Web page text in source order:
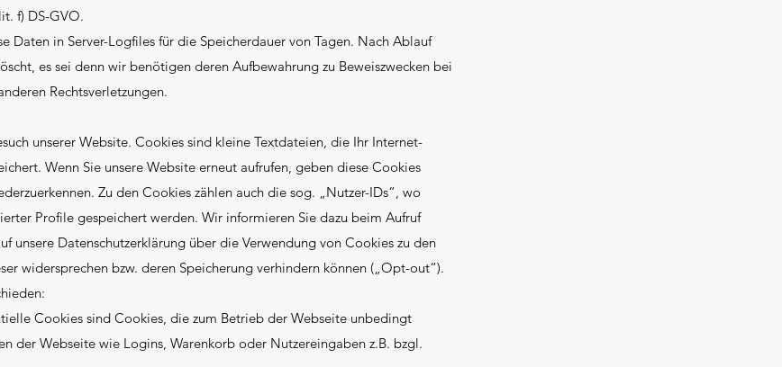
f) DS-GVO.
Daten in Server-Logfiles für die Speicherdauer von Tagen. Nach Ablauf
es sei denn wir benötigen deren Aufbewahrung zu Beweiszwecken bei
Rechtsverletzungen.
unserer Website. Cookies sind kleine Textdateien, die Ihr Internet-
Wenn Sie unsere Website erneut aufrufen, geben diese Cookies
Zu den Cookies zählen auch die sog. „Nutzer-IDs“, wo
Profile gespeichert werden. Wir informieren Sie dazu beim Aufruf
unsere Datenschutzerklärung über die Verwendung von Cookies zu den
widersprechen bzw. deren Speicherung verhindern können („Opt-out“).
Cookies sind Cookies, die zum Betrieb der Webseite unbedingt
der Webseite wie Logins, Warenkorb oder Nutzereingaben z.B. bzgl.